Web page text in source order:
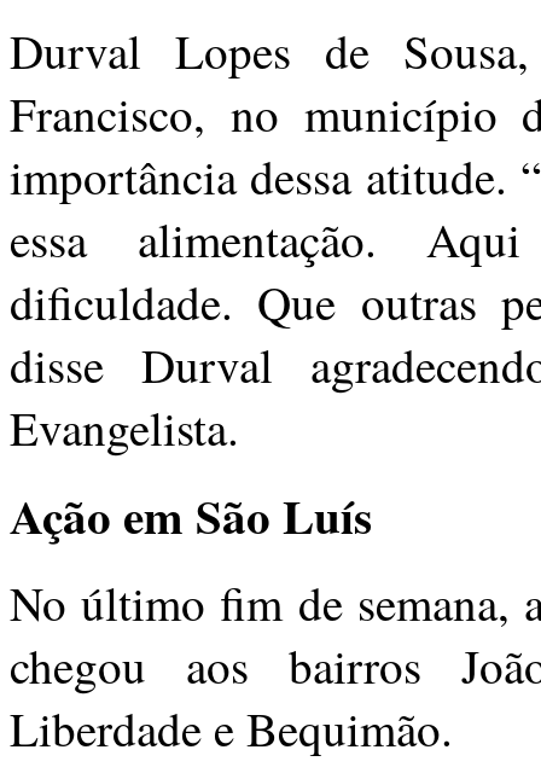
Durval Lopes de
Francisco, no município
importância dessa atitude.
essa alimentação.
dificuldade. Que outras
disse Durval
Evangelista.
Ação em São Luís
No último fim de semana,
chegou aos bairros
Liberdade e Bequimão.